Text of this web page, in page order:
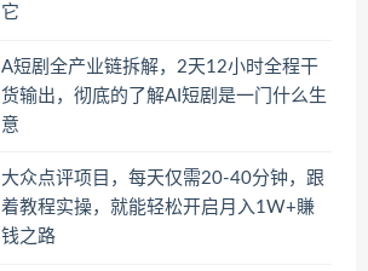
它
A短剧全产业链拆解，2天12小时全程干
货输出，彻底的了解AI短剧是一门什么生
意
大众点评项目，每天仅需20-40分钟，跟
着教程实操，就能轻松开启月入1W+賺
钱之路